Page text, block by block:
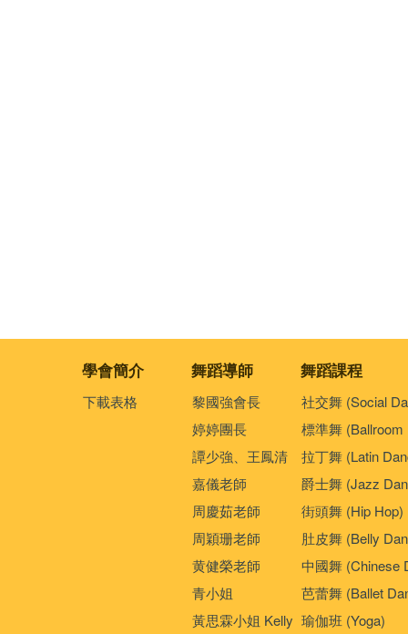
學會簡介 舞蹈導師 舞蹈課程
下載表格
黎國強會長
婷婷團長
譚少強、王鳳清
嘉儀老師
周慶茹老師
周穎珊老師
黄健榮老師
青小姐
黃思霖小姐 Kelly
社交舞 (Social
標準舞 (Ballroom
拉丁舞 (Latin
爵士舞 (Jazz
街頭舞 (Hip Hop)
肚皮舞 (Belly
中國舞 (Chinese
芭蕾舞 (Ballet
瑜伽班 (Yoga)